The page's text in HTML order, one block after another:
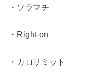
・ソラマチ
・Right-on
・カロリミット